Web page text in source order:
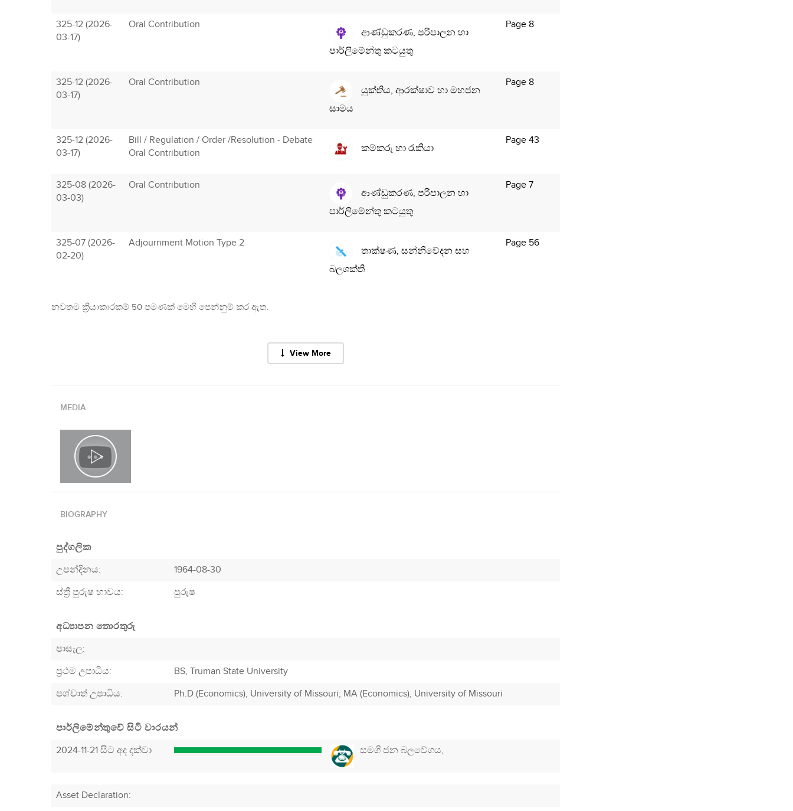
325-12 (2026-
03-17)
Oral Contribution
ආණ්ඩුකරණ, පරිපාලන හා
පාර්ලිමේන්තු කටයුතු
Page 8
325-12 (2026-
03-17)
Oral Contribution
යුක්තිය, ආරක්ෂාව හා මහජන
සාමය
Page 8
325-12 (2026-
03-17)
Bill / Regulation / Order /Resolution - Debate
Oral Contribution
කම්කරු හා රැකියා
Page 43
325-08 (2026-
03-03)
Oral Contribution
ආණ්ඩුකරණ, පරිපාලන හා
පාර්ලිමේන්තු කටයුතු
Page 7
325-07 (2026-
02-20)
Adjournment Motion Type 2
තාක්ෂණ, සන්නිවේදන සහ
බලශක්ති
Page 56
නවතම ක්‍රියාකාරකම් 50 පමණක් මෙහි පෙන්නුම් කර ඇත.
View More
MEDIA
BIOGRAPHY
පුද්ගලික
උපන්දිනය:
1964-08-30
ස්ත්‍රී පුරුෂ භාවය:
පුරුෂ
අධ්‍යාපන තොරතුරු
පාසැල:
ප්‍රථම උපාධිය:
BS, Truman State University
පශ්චාත් උපාධිය:
Ph.D (Economics), University of Missouri; MA (Economics), University of Missouri
පාර්ලිමේන්තුවේ සිටි වාරයන්
2024-11-21 සිට අද දක්වා
සමගි ජන බලවේගය,
Asset Declaration: